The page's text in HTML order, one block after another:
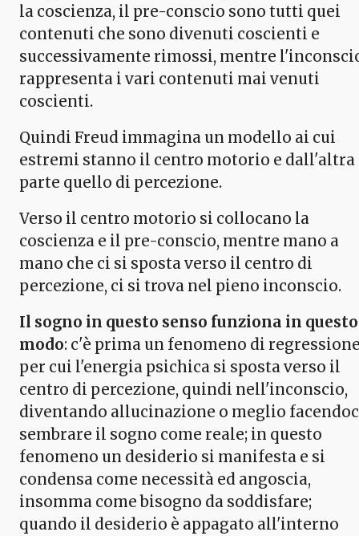
la coscienza, il pre-conscio sono tutti quei
contenuti che sono divenuti coscienti e
successivamente rimossi, mentre
rappresenta i vari contenuti mai venuti
coscienti.
Quindi Freud immagina un modello ai cui
estremi stanno il centro motorio e dall'altra
parte quello di percezione.
Verso il centro motorio si collocano la
coscienza e il pre-conscio, mentre mano a
mano che ci si sposta verso il centro di
percezione, ci si trova nel pieno inconscio.
Il sogno in questo senso funziona in questo
modo: c'è prima un fenomeno di
per cui l'energia psichica si sposta verso il
centro di percezione, quindi nell'inconscio,
diventando allucinazione o meglio
sembrare il sogno come reale; in questo
fenomeno un desiderio si manifesta e si
condensa come necessità ed angoscia,
insomma come bisogno da soddisfare;
quando il desiderio è appagato all'interno